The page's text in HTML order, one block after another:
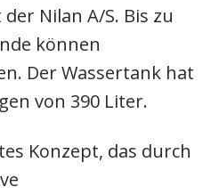
Siphon
Nilan A/S. Bis zu
können
Der Wassertank hat
von 390 Liter.
Konzept, das durch